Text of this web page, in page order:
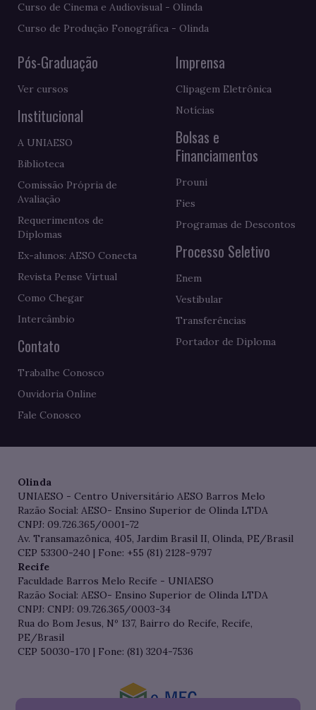
Curso de Cinema e Audiovisual - Olinda
Curso de Produção Fonográfica - Olinda
Pós-Graduação
Ver cursos
Institucional
A UNIAESO
Biblioteca
Comissão Própria de
Avaliação
Requerimentos de
Diplomas
Ex-alunos: AESO Conecta
Revista Pense Virtual
Como Chegar
Intercâmbio
Contato
Trabalhe Conosco
Ouvidoria Online
Fale Conosco
Imprensa
Clipagem Eletrônica
Notícias
Bolsas e
Financiamentos
Prouni
Fies
Programas de Descontos
Processo Seletivo
Enem
Vestibular
Transferências
Portador de Diploma
Olinda
UNIAESO - Centro Universitário AESO Barros Melo
Razão Social: AESO- Ensino Superior de Olinda LTDA
CNPJ: 09.726.365/0001-72
Av. Transamazônica, 405, Jardim Brasil II, Olinda, PE/Brasil
CEP 53300-240 | Fone: +55 (81) 2128-9797
Recife
Faculdade Barros Melo Recife - UNIAESO
Razão Social: AESO- Ensino Superior de Olinda LTDA
CNPJ: CNPJ: 09.726.365/0003-34
Rua do Bom Jesus, Nº 137, Bairro do Recife, Recife,
PE/Brasil
CEP 50030-170 | Fone: (81) 3204-7536